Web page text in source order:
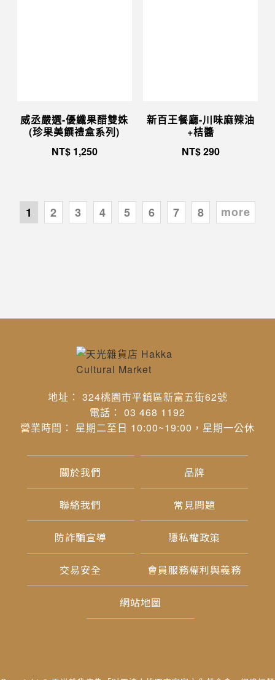
威丞嚴選-優纖果醋雙姝
(珍果美饌禮盒系列)
NT$ 1,250
新百王餐廳-川味麻辣油
+桔醬
NT$290
1 2 3 4 5 6 7 8 more
地址： 324桃園市平鎮區新富五街62號
電話： 03 468 1192
營業時間： 星期二至日 10:00~19:00，星期一公休
關於我們 品牌
聯絡我們 常見問題
防詐騙宣導 隱私權政策
交易安全 會員服務權利與義務
網站地圖